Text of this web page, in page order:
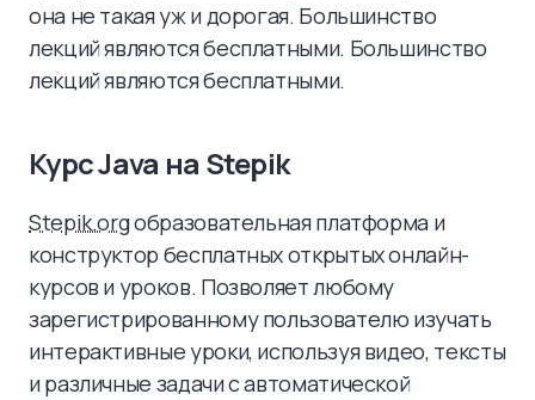
она не такая уж и дорогая. Большинство
лекций являются бесплатными. Большинство
лекций являются бесплатными.
Курс Java на Stepik
Stepik.orgобразовательная платформа и
конструктор бесплатных открытых онлайн-
курсов и уроков. Позволяет любому
зарегистрированному пользователю изучать
интерактивные уроки, используя видео, тексты
и различные задачи с автоматической